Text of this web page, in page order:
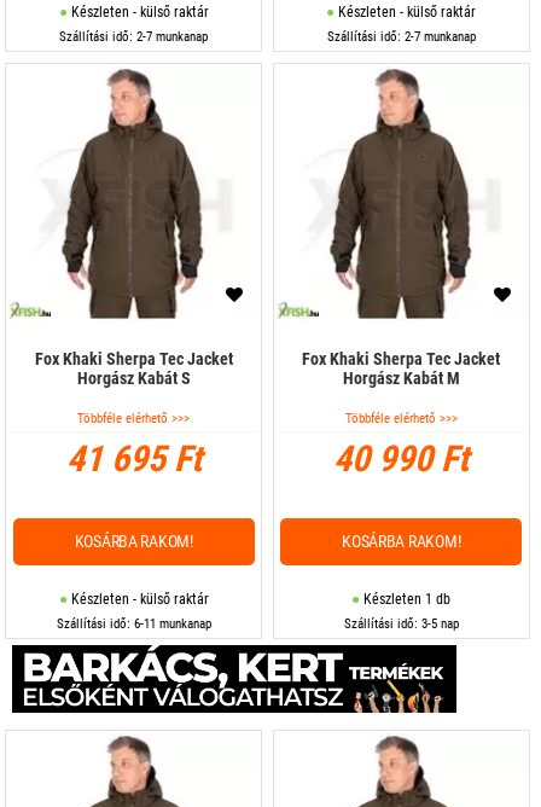
Készleten - külső raktár
Szállítási idő: 2-7 munkanap
Készleten - külső raktár
Szállítási idő: 2-7 munkanap
Fox Khaki Sherpa Tec Jacket
Horgász Kabát S
Többféle elérhető >>>
41 695 Ft
Készleten - külső raktár
Szállítási idő: 6-11 munkanap
KOSÁRBA RAKOM!
Fox Khaki Sherpa Tec Jacket
Horgász Kabát M
Többféle elérhető >>>
40 990 Ft
Készleten 1 db
Szállítási idő: 3-5 nap
KOSÁRBA RAKOM!